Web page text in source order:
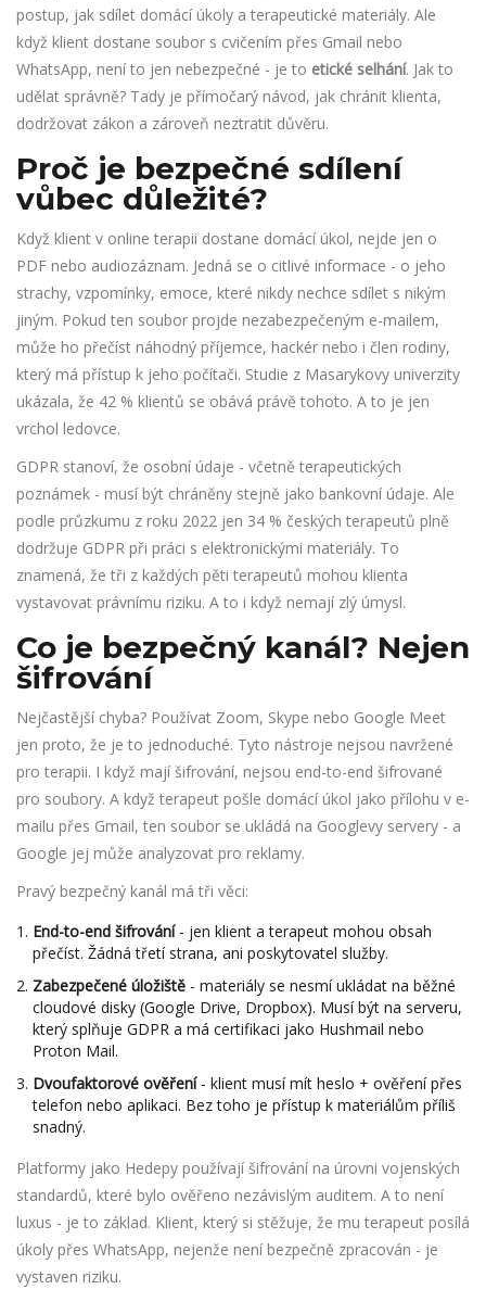
postup, jak sdílet domácí úkoly a terapeutické materiály. Ale
když klient dostane soubor s cvičením přes Gmail nebo
WhatsApp, není to jen nebezpečné - je to etické selhání. Jak to
udělat správně? Tady je přímočarý návod, jak chránit klienta,
dodržovat zákon a zároveň neztratit důvěru.
Proč je bezpečné sdílení
vůbec důležité?
Když klient v online terapii dostane domácí úkol, nejde jen o
PDF nebo audiozáznam. Jedná se o citlivé informace - o jeho
strachy, vzpomínky, emoce, které nikdy nechce sdílet s nikým
jiným. Pokud ten soubor projde nezabezpečeným e-mailem,
může ho přečíst náhodný příjemce, hackér nebo i člen rodiny,
který má přístup k jeho počítači. Studie z Masarykovy univerzity
ukázala, že 42 % klientů se obává právě tohoto. A to je jen
vrchol ledovce.
GDPR stanoví, že osobní údaje - včetně terapeutických
poznámek - musí být chráněny stejně jako bankovní údaje. Ale
podle průzkumu z roku 2022 jen 34 % českých terapeutů plně
dodržuje GDPR při práci s elektronickými materiály. To
znamená, že tři z každých pěti terapeutů mohou klienta
vystavovat právnímu riziku. A to i když nemají zlý úmysl.
Co je bezpečný kanál? Nejen
šifrování
Nejčastější chyba? Používat Zoom, Skype nebo Google Meet
jen proto, že je to jednoduché. Tyto nástroje nejsou navržené
pro terapii. I když mají šifrování, nejsou end-to-end šifrované
pro soubory. A když terapeut pošle domácí úkol jako přílohu v e-
mailu přes Gmail, ten soubor se ukládá na Googlevy servery - a
Google jej může analyzovat pro reklamy.
Pravý bezpečný kanál má tři věci:
End-to-end šifrování- jen klient a terapeut mohou obsah
přečíst. Žádná třetí strana, ani poskytovatel služby.
Zabezpečené úložiště - materiály se nesmí ukládat na běžné
cloudové disky (Google Drive, Dropbox). Musí být na serveru,
který splňuje GDPR a má certifikaci jako Hushmail nebo
Proton Mail.
Dvoufaktorové ověření- klient musí mít heslo + ověření přes
telefon nebo aplikaci. Bez toho je přístup k materiálům příliš
snadný.
Platformy jako Hedepy používají šifrování na úrovni vojenských
standardů, které bylo ověřeno nezávislým auditem. A to není
luxus - je to základ. Klient, který si stěžuje, že mu terapeut posílá
úkoly přes WhatsApp, nejenže není bezpečně zpracován - je
vystaven riziku.